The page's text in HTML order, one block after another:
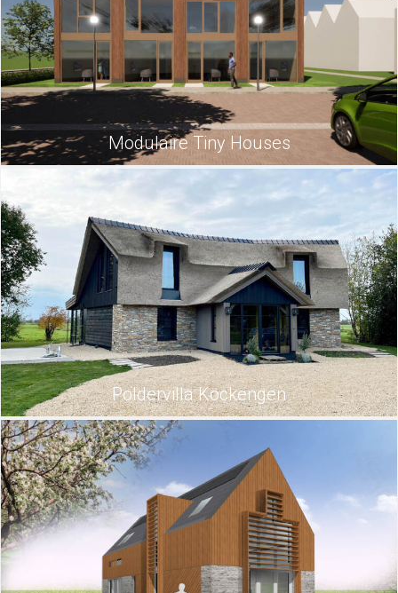
Modulaire Tiny Houses
Poldervilla Kockengen